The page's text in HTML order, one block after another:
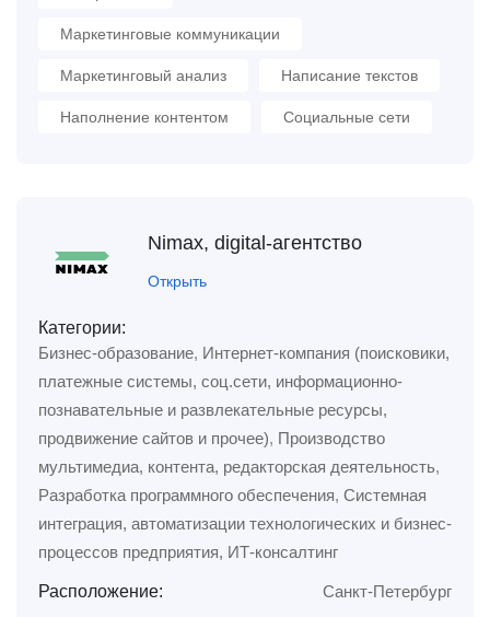
Маркетинговые коммуникации
Маркетинговый анализ Написание текстов
Наполнение контентом Социальные сети
Nimax, digital-агентство
Открыть
Категории:
Бизнес-образование, Интернет-компания (поисковики,
платежные системы, соц.сети, информационно-
познавательные и развлекательные ресурсы,
продвижение сайтов и прочее), Производство
мультимедиа, контента, редакторская деятельность,
Разработка программного обеспечения, Системная
интеграция, автоматизации технологических и бизнес-
процессов предприятия, ИТ-консалтинг
Расположение: Санкт-Петербург